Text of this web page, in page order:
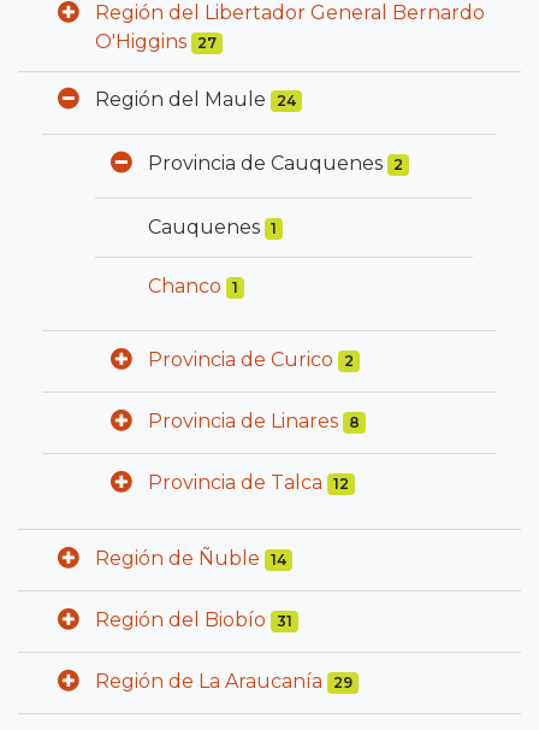
Región del Libertador General Bernardo
O'Higgins
27
Región del Maule 24
Provincia de Cauquenes 2
Cauquenes 1
Chanco 1
Provincia de Curico 2
Provincia de Linares 8
Provincia de Talca 12
Región de Ñuble 14
Región del Biobío 31
Región de La Araucanía 29